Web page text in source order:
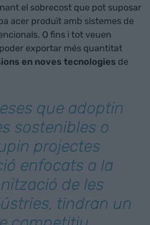
el sobrecost que pot suposar
acer produït amb sistemes de
O fins i tot veuen
exportar més quantitat
en noves tecnologies de
que adoptin
sostenibles o
projectes
enfocats a la
de les
tindran un